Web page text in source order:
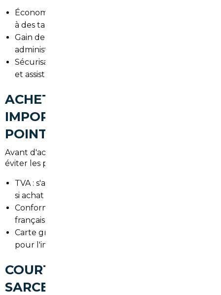
Économies : négociation à grande échelle et accès
à des tarifs import avantageux.
Gain de temps : gestion des démarches
administratives et logistiques.
Sécurisation : contrôle des documents, conformité
et assistance après-vente.
ACHETER UNE VOITURE
IMPORTÉE À SARCELLES : LES
POINTS DE VIGILANCE
Avant d'acheter, vérifiez plusieurs éléments pour
éviter les problèmes :
TVA : s'assurer du statut TVA intracommunautaire
si achat en UE.
Conformité : contrôle de la conformité aux normes
françaises et aux équipements obligatoires.
Carte grise : vérification des documents nécessaires
pour l'immatriculation dans le 95 (Val-d'Oise).
COURTIER AUTOMOBILE
SARCELLES : UN